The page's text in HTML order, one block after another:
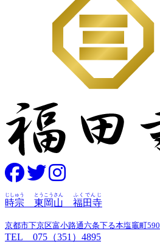
時宗
じしゅう
東岡山
とうこうさん
福田寺
ふくでんじ
京都市下京区富小路通六条下る本塩竈町590
TEL 075（351）4895